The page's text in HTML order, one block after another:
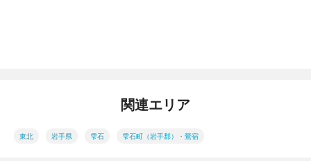
関連エリア
東北 岩手県 雫石 雫石町（岩手郡）・鶯宿